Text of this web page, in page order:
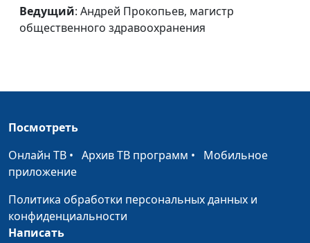
Сладкие напитки
Андрей Прокопьев, магистр
Современные
Андрей Прокопьев, магистр
#123
Сердечные
заболевания у
Андрей Прокопьев, магистр
Полезные
привычки
Ведущий: Андрей Прокопьев, магистр
общественного здравоохранения
Посмотреть
Онлайн ТВ • Архив ТВ программ • Мобильное
приложение
Политика обработки персональных данных и
конфиденциальности
Написать